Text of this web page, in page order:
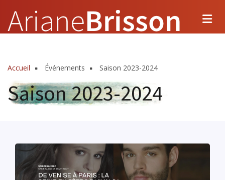
contenu
d'Ariane
Accueil Événements Saison 2023-2024
Saison 2023-2024